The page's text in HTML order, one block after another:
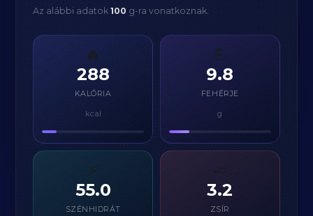
Az alábbi adatok100 g-ra vonatkoznak.
🔥
288
KALÓRIA
kcal
💪
9.8
FEHÉRJE
g
⚡
55.0
SZÉNHIDRÁT
3.2
ZSÍR